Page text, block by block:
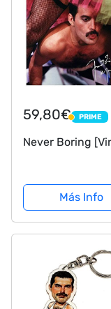
59,80€ PRIME
PRIME
Never Boring
Más Info